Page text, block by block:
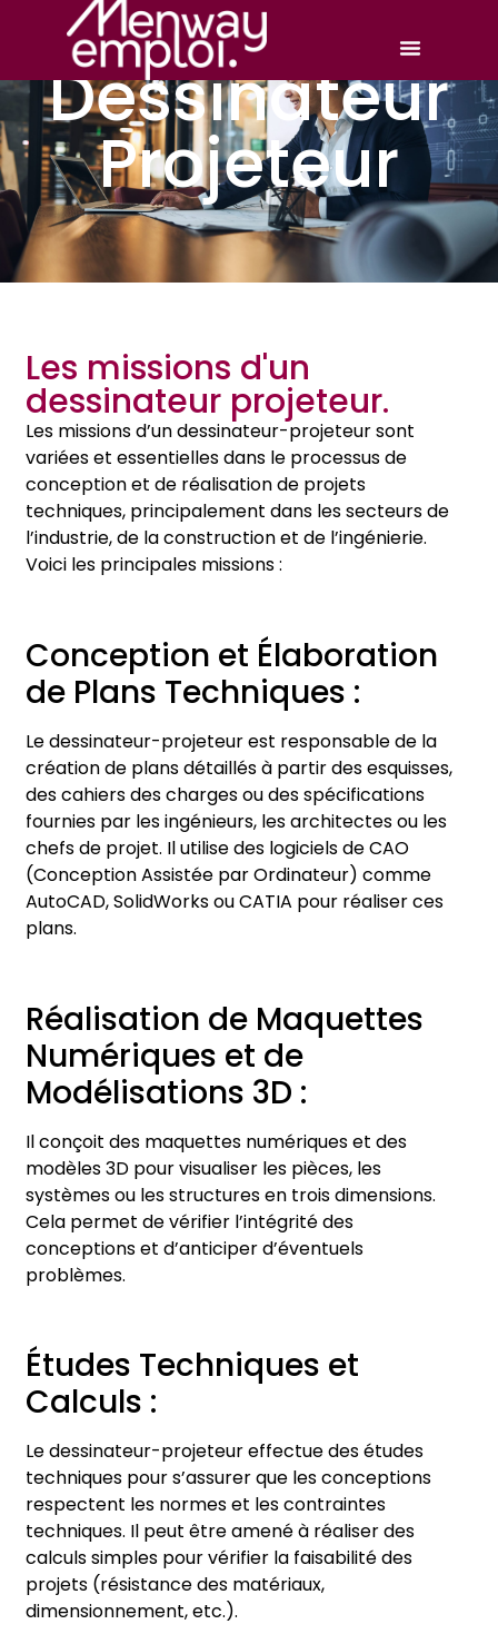
Dessinateur
Projeteur
Les missions d'un
dessinateur projeteur.
Les missions d’un dessinateur-projeteur sont
variées et essentielles dans le processus de
conception et de réalisation de projets
techniques, principalement dans les secteurs de
l’industrie, de la construction et de l’ingénierie.
Voici les principales missions :
Conception et Élaboration
de Plans Techniques :
Le dessinateur-projeteur est responsable de la
création de plans détaillés à partir des esquisses,
des cahiers des charges ou des spécifications
fournies par les ingénieurs, les architectes ou les
chefs de projet. Il utilise des logiciels de CAO
(Conception Assistée par Ordinateur) comme
AutoCAD, SolidWorks ou CATIA pour réaliser ces
plans.
Réalisation de Maquettes
Numériques et de
Modélisations 3D :
Il conçoit des maquettes numériques et des
modèles 3D pour visualiser les pièces, les
systèmes ou les structures en trois dimensions.
Cela permet de vérifier l’intégrité des
conceptions et d’anticiper d’éventuels
problèmes.
Études Techniques et
Calculs :
Le dessinateur-projeteur effectue des études
techniques pour s’assurer que les conceptions
respectent les normes et les contraintes
techniques. Il peut être amené à réaliser des
calculs simples pour vérifier la faisabilité des
projets (résistance des matériaux,
dimensionnement, etc.).